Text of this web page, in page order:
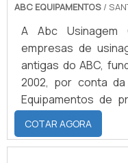
ABC EQUIPAMENTOS /
A Abc
empresas de
antigas do ABC,
2002, por conta
Equipamentos de
clientes o
desenvolvimento,
de cilindros. Mais
COTAR AGORA